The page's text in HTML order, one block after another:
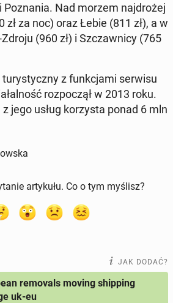
Po­zna­nia. Nad morzem naj­dro­żej
zł za noc) oraz Łebie (811 zł), a w
(960 zł) i Szczaw­ni­cy (765
z funk­cja­mi serwisu
roz­po­czął w 2013 roku.
jego usług ko­rzy­sta ponad 6 mln
artykułu. Co o tym myślisz?
JAK DODAĆ?
removals moving shipping
uk-eu